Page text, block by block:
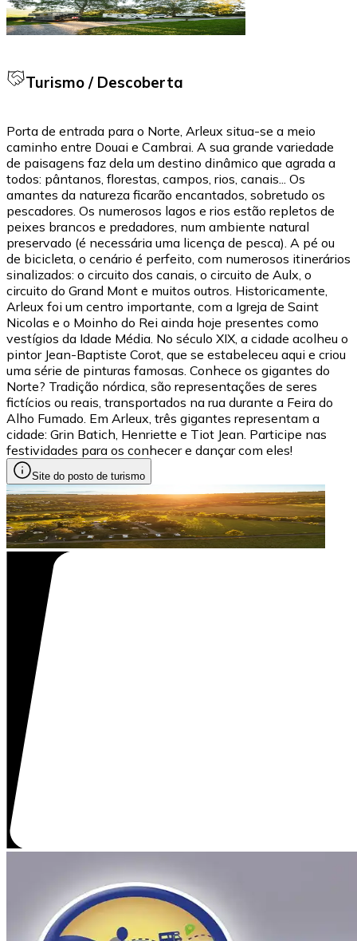
Turismo / Descoberta
Porta de entrada para o Norte, Arleux situa-se a meio
caminho entre Douai e Cambrai. A sua grande variedade
de paisagens faz dela um destino dinâmico que agrada a
todos: pântanos, florestas, campos, rios, canais... Os
amantes da natureza ficarão encantados, sobretudo os
pescadores. Os numerosos lagos e rios estão repletos de
peixes brancos e predadores, num ambiente natural
preservado (é necessária uma licença de pesca). A pé ou
de bicicleta, o cenário é perfeito, com numerosos itinerários
sinalizados: o circuito dos canais, o circuito de Aulx, o
circuito do Grand Mont e muitos outros. Historicamente,
Arleux foi um centro importante, com a Igreja de Saint
Nicolas e o Moinho do Rei ainda hoje presentes como
vestígios da Idade Média. No século XIX, a cidade acolheu o
pintor Jean-Baptiste Corot, que se estabeleceu aqui e criou
uma série de pinturas famosas. Conhece os gigantes do
Norte? Tradição nórdica, são representações de seres
fictícios ou reais, transportados na rua durante a Feira do
Alho Fumado. Em Arleux, três gigantes representam a
cidade: Grin Batich, Henriette e Tiot Jean. Participe nas
festividades para os conhecer e dançar com eles!
Site do posto de turismo